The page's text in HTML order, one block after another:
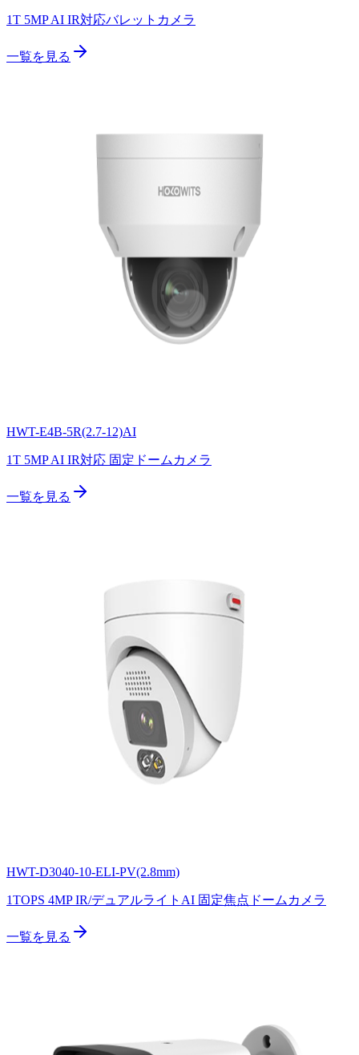
1T 5MP AI IR対応バレットカメラ
一覧を見る
HWT-E4B-5R(2.7-12)AI
1T 5MP AI IR対応 固定ドームカメラ
一覧を見る
HWT-D3040-10-ELI-PV(2.8mm)
1TOPS 4MP IR/デュアルライトAI 固定焦点ドームカメラ
一覧を見る